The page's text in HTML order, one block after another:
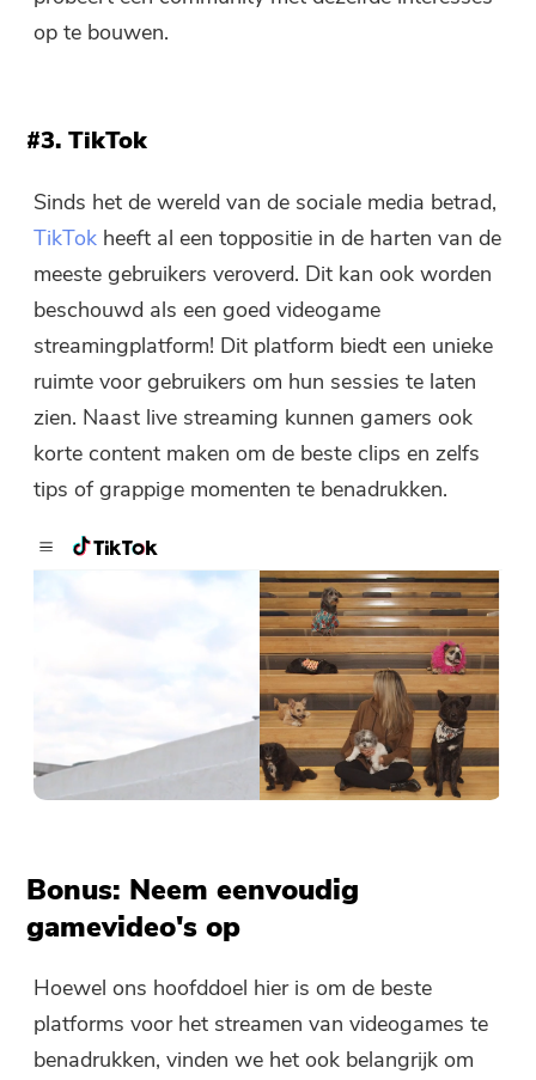
op te bouwen.
#3. TikTok
Sinds het de wereld van de sociale media betrad,
TikTok heeft al een toppositie in de harten van de
meeste gebruikers veroverd. Dit kan ook worden
beschouwd als een goed videogame
streamingplatform! Dit platform biedt een unieke
ruimte voor gebruikers om hun sessies te laten
zien. Naast live streaming kunnen gamers ook
korte content maken om de beste clips en zelfs
tips of grappige momenten te benadrukken.
Bonus: Neem eenvoudig
gamevideo's op
Hoewel ons hoofddoel hier is om de beste
platforms voor het streamen van videogames te
benadrukken, vinden we het ook belangrijk om